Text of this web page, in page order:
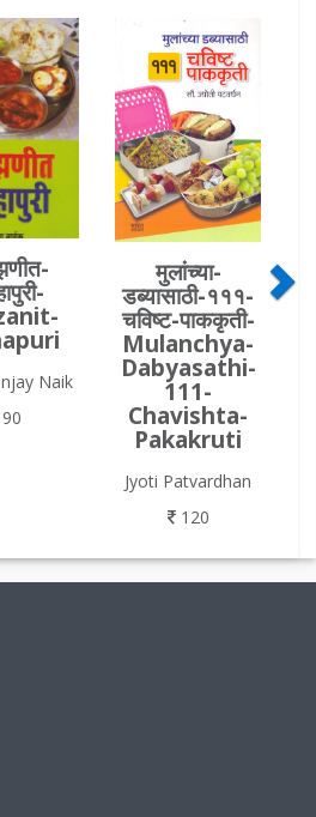
Naik
मुलांच्या-
डब्यासाठी-१११-
चविष्ट-पाककृती-
Mulanchya-
Dabyasathi-
111-
Chavishta-
Pakakruti
Jyoti Patvardhan
120